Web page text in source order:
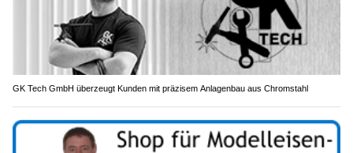
GK Tech GmbH überzeugt Kunden mit präzisem Anlagenbau aus Chromstahl